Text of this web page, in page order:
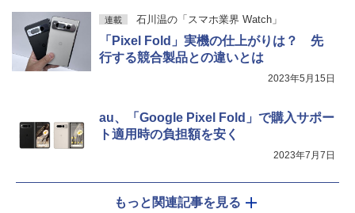
連載 石川温の「スマホ業界 Watch」
「Pixel Fold」実機の仕上がりは？ 先
行する競合製品との違いとは
2023年5月15日
au、「Google Pixel Fold」で購入サポー
ト適用時の負担額を安く
2023年7月7日
もっと関連記事を見る